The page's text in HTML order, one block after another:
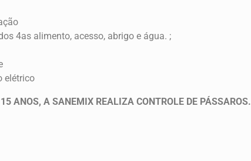
4as alimento, acesso, abrigo e água. ;
elétrico
ANOS, A SANEMIX REALIZA CONTROLE DE PÁSSAROS.